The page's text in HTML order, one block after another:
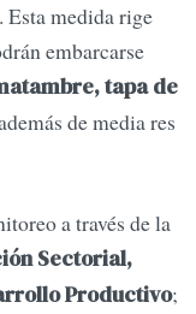
Esta medida rige
embarcarse
tapa de
de media res
a través de la
Sectorial,
Productivo;